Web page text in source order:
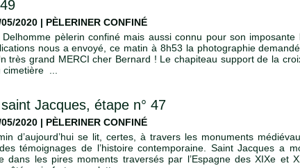
2020 | PÈLERINER CONFINÉ
Delhomme pèlerin confiné mais aussi connu pour son imposante
nous a envoyé, ce matin à 8h53 la photographie
très grand MERCI cher Bernard ! Le chapiteau support de la
...
Jacques, étape n° 47
2020 | PÈLERINER CONFINÉ
d’aujourd’hui se lit, certes, à travers les monuments
témoignages de l’histoire contemporaine. Saint Jacques a
dans les pires moments traversés par l’Espagne des XIXe et